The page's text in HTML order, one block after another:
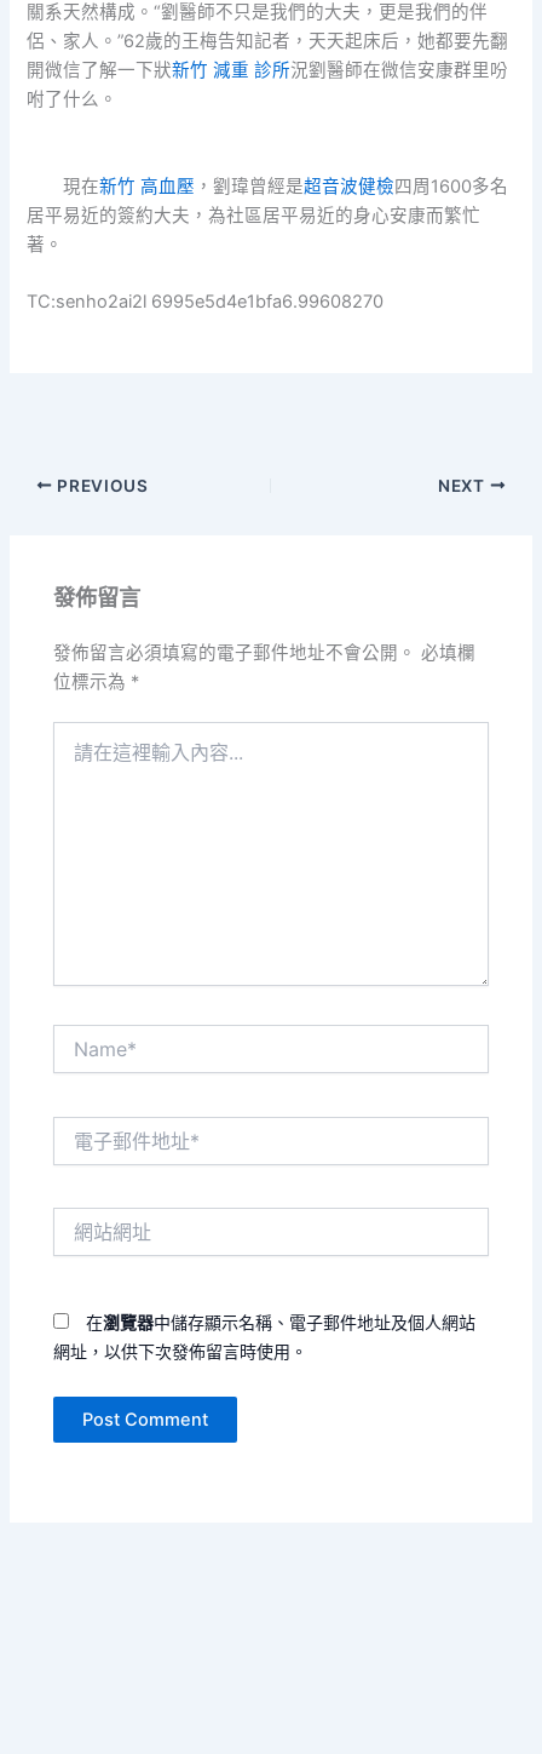
關系天然構成。“劉醫師不只是我們的大夫，更是我們的伴
侶、家人。”62歲的王梅告知記者，天天起床后，她都要先翻
開微信了解一下狀新竹 減重 診所況劉醫師在微信安康群里吩
咐了什么。
現在新竹 高血壓 ，劉瑋曾經是超音波健檢四周1600多名
居平易近的簽約大夫，為社區居平易近的身心安康而繁忙
著。
TC:senho2ai2l 6995e5d4e1bfa6.99608270
PREVIOUS NEXT
發佈留言
發佈留言必須填寫的電子郵件地址不會公開。 必填欄
位標示為 *
在瀏覽器中儲存顯示名稱、電子郵件地址及個人網站
網址，以供下次發佈留言時使用。